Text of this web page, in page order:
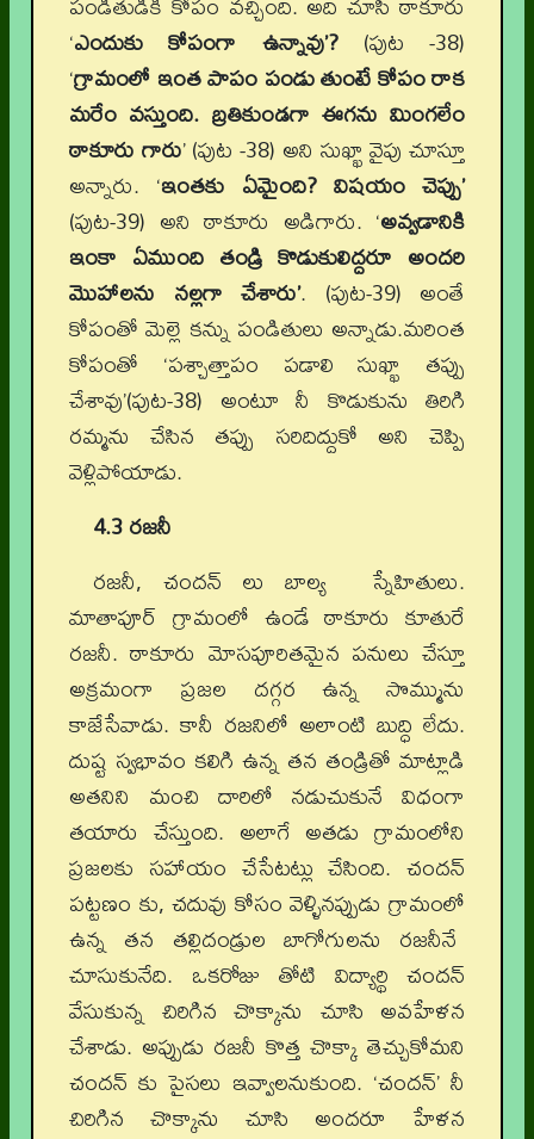
‘ఎందుకు కోపంగా ఉన్నావు’?(పుట -38)
‘గ్రామంలో ఇంత పాపం పండు తుంటే కోపం రాక
మరేం వస్తుంది. బ్రతికుండగా ఈగను మింగలేం
ఠాకూరు గారు’ (పుట -38) అని సుఖ్ఖా వైపు చూస్తూ
అన్నారు. ‘ఇంతకు ఏమైంది? విషయం చెప్పు’
(పుట-39) అని ఠాకూరు అడిగారు. ‘అవ్వడానికి
ఇంకా ఏముంది తండ్రి కొడుకులిద్దరూ అందరి
మొహాలను నల్లగా చేశారు’. (పుట-39) అంతే
కోపంతో మెల్లె కన్ను పండితులు అన్నాడు.మరింత
కోపంతో ‘పశ్చాత్తాపం పడాలి సుఖ్ఖా తప్పు
చేశావు’(పుట-38) అంటూ నీ కొడుకును తిరిగి
రమ్మను చేసిన తప్పు సరిదిద్దుకో అని చెప్పి
వెళ్లిపోయాడు.
4.3 రజనీ
రజనీ, చందన్ లు బాల్య స్నేహితులు.
మాతాపూర్ గ్రామంలో ఉండే ఠాకూరు కూతురే
రజనీ. ఠాకూరు మోసపూరితమైన పనులు చేస్తూ
అక్రమంగా ప్రజల దగ్గర ఉన్న సొమ్మును
కాజేసేవాడు. కానీ రజనిలో అలాంటి బుద్ధి లేదు.
దుష్ట స్వభావం కలిగి ఉన్న తన తండ్రితో మాట్లాడి
అతనిని మంచి దారిలో నడుచుకునే విధంగా
తయారు చేస్తుంది. అలాగే అతడు గ్రామంలోని
ప్రజలకు సహాయం చేసేటట్లు చేసింది. చందన్
పట్టణం కు, చదువు కోసం వెళ్ళినప్పుడు గ్రామంలో
ఉన్న తన తల్లిదండ్రుల బాగోగులను రజనీనే
చూసుకునేది. ఒకరోజు తోటి విద్యార్థి చందన్
వేసుకున్న చిరిగిన చొక్కాను చూసి అవహేళన
చేశాడు. అప్పుడు రజనీ కొత్త చొక్కా తెచ్చుకోమని
చందన్ కు పైసలు ఇవ్వాలనుకుంది. ‘చందన్’ నీ
చిరిగిన చొక్కాను చూసి అందరూ హేళన